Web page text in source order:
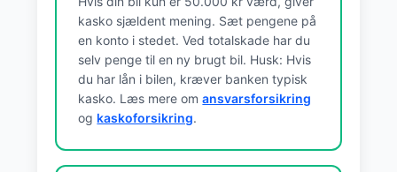
kasko sjældent mening. Sæt pengene på
en konto i stedet. Ved totalskade har du
selv penge til en ny brugt bil. Husk: Hvis
du har lån i bilen, kræver banken typisk
kasko. Læs mere omansvarsforsikring
og kaskoforsikring.